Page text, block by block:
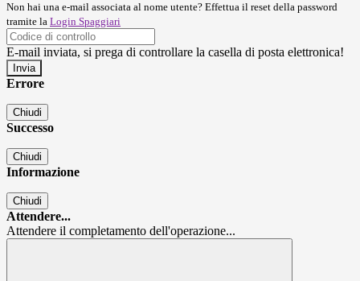
Non hai una e-mail associata al nome utente? Effettua il reset della password
tramite la Login Spaggiari
E-mail inviata, si prega di controllare la casella di posta elettronica!
Errore
Chiudi
Successo
Chiudi
Informazione
Chiudi
Attendere...
Attendere il completamento dell'operazione...